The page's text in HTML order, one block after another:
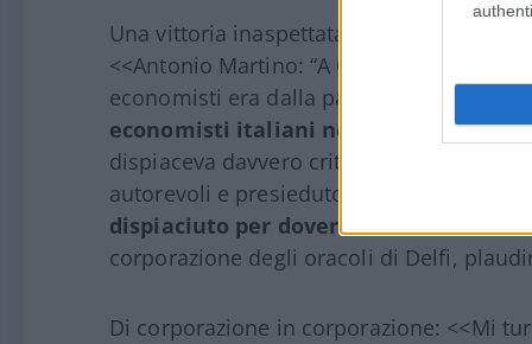
Una vittoria inaspettata, ostilità diffusa
<<Antonio Martino: “A Ciampi c’erano
economisti era dalla parte del governo.
economisti italiani non hanno cuor di
dispiaceva davvero criticare l’opera di
autorevoli e presieduto da chi aveva
dispiaciuto per dovere; altri
corporazione degli oracoli di Delfi,
Di corporazione in corporazione: <<Mi